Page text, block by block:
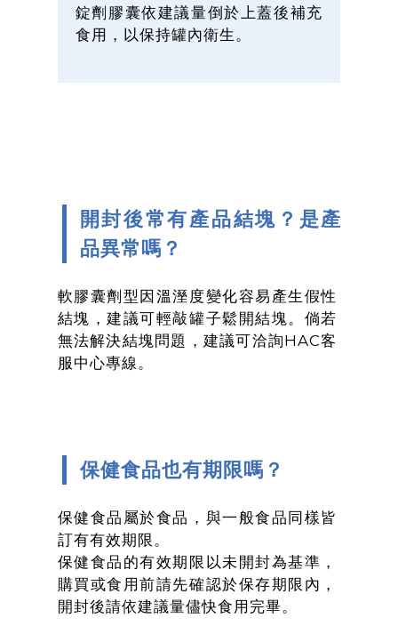
錠劑膠囊依建議量倒於上蓋後補充
食用，以保持罐內衛生。
開封後常有產品結塊？是產
品異常嗎？
軟膠囊劑型因溫溼度變化容易產生假性
結塊，建議可輕敲罐子鬆開結塊。倘若
無法解決結塊問題，建議可洽詢HAC客
服中心專線。
保健食品也有期限嗎？
保健食品屬於食品，與一般食品同樣皆
訂有有效期限。
保健食品的有效期限以未開封為基準，
購買或食用前請先確認於保存期限內，
開封後請依建議量儘快食用完畢。